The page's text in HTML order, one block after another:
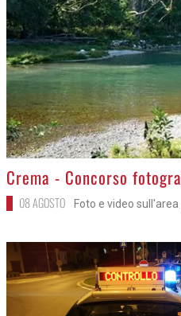
>
Crema - Concorso
08 AGOSTO Foto e video